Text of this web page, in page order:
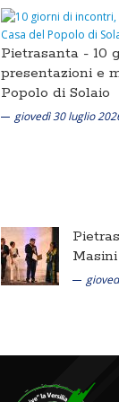
Pietrasanta - 10
presentazioni e
Popolo di Solaio
giovedì 30 luglio